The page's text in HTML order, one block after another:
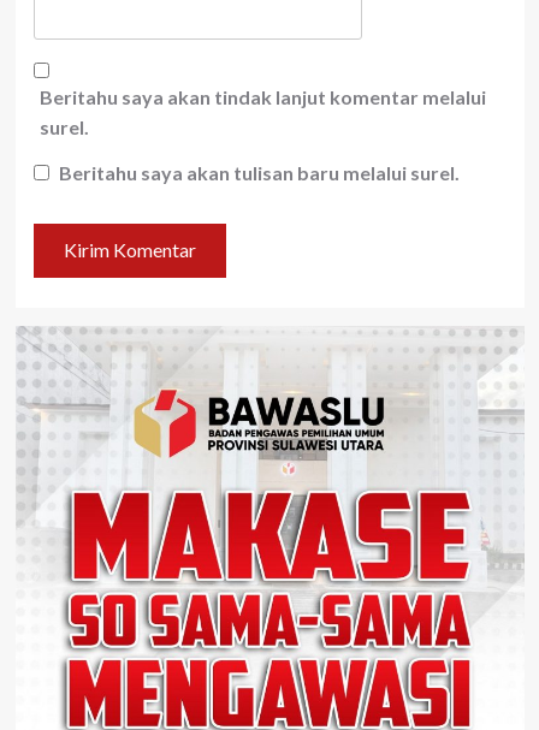
Beritahu saya akan tindak lanjut komentar melalui
surel.
Beritahu saya akan tulisan baru melalui surel.